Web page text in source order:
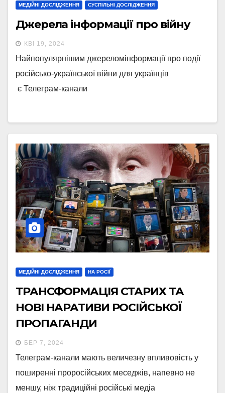
МЕДІЙНІ ДОСЛІДЖЕННЯ СУСПІЛЬНІ ДОСЛІДЖЕННЯ
Джерела інформації про війну
КВІ 19, 2024
Найпопулярнішим джереломінформації про події
російсько-української війни для українців
є Телеграм-канали
МЕДІЙНІ ДОСЛІДЖЕННЯ НА РОСІЇ
ТРАНСФОРМАЦІЯ СТАРИХ ТА
НОВІ НАРАТИВИ РОСІЙСЬКОЇ
ПРОПАГАНДИ
БЕР 7, 2024
Телеграм-канали мають величезну впливовість у
поширенні проросійських меседжів, напевно не
меншу, ніж традиційні російські медіа